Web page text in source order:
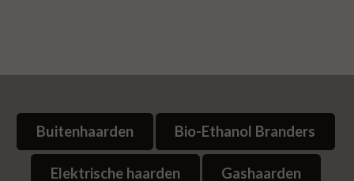
Buitenhaarden Bio-Ethanol Branders
Elektrische haarden Gashaarden